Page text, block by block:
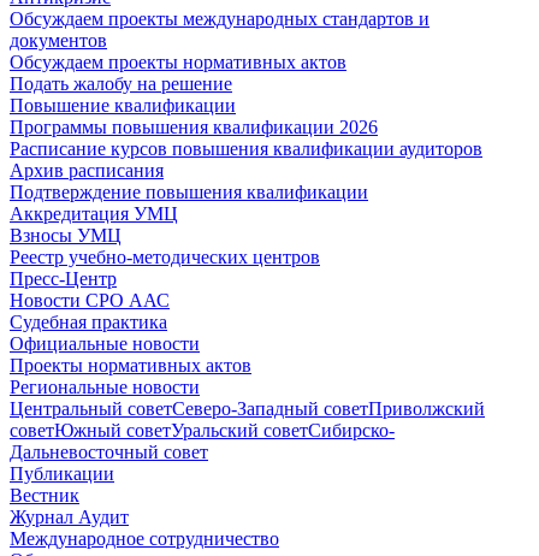
Обсуждаем проекты международных стандартов и
документов
Обсуждаем проекты нормативных актов
Подать жалобу на решение
Повышение квалификации
Программы повышения квалификации 2026
Расписание курсов повышения квалификации аудиторов
Архив расписания
Подтверждение повышения квалификации
Аккредитация УМЦ
Взносы УМЦ
Реестр учебно-методических центров
Пресс-Центр
Новости СРО ААС
Судебная практика
Официальные новости
Проекты нормативных актов
Региональные новости
Центральный советСеверо-Западный советПриволжский
советЮжный советУральский советСибирско-
Дальневосточный совет
Публикации
Вестник
Журнал Аудит
Международное сотрудничество